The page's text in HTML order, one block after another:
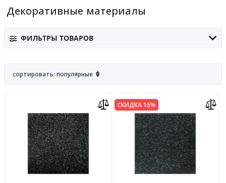
Декоративные материалы
ФИЛЬТРЫ ТОВАРОВ
сортировать: популярные
СКИДКА 16%